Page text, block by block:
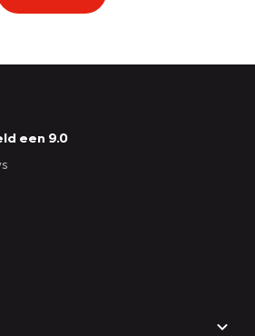
een 9.0